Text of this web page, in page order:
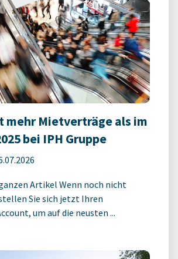
mehr Mietverträge als im
bei IPH Gruppe
Artikel Wenn noch nicht
Sie sich jetzt Ihren
um auf die neusten ...